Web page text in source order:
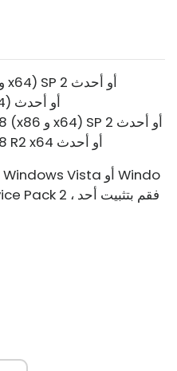
Windows Vista (x86 و x64) SP 2 أو أحدث
Windows 7 (x86 و x64) أو أحدث
Windows Server 2008 (x86 و x64) SP 2 أو أحدث
Windows Server 2008 R2 x64 أو أحدث